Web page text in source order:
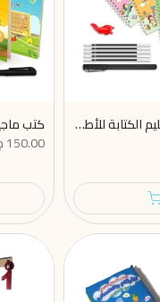
كتب ماجيك لتعليم الكتابة للأطفال - الحروف الانجليزية👦✍️ 4 كتب بالحبر السحري يختفي تلقائيًا
150.00 ج.م